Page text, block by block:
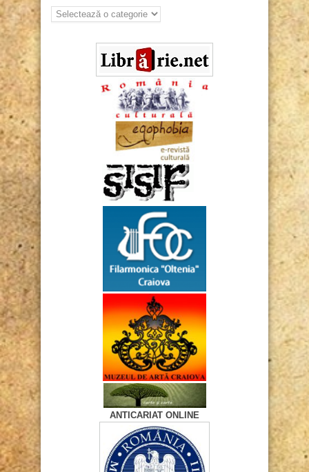
Arhiva
ANTICARIAT ONLINE